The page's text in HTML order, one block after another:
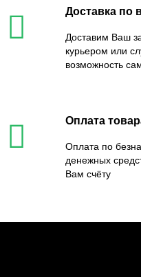
Доставка по
Доставим Ваш
курьером или
возможность
Оплата
Оплата по
денежных
Вам счёту